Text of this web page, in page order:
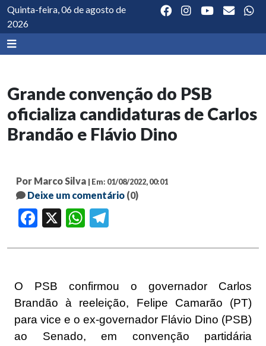
Quinta-feira, 06 de agosto de
2026
Grande convenção do PSB
oficializa candidaturas de Carlos
Brandão e Flávio Dino
Por Marco Silva | Em: 01/08/2022, 00:01
Deixe um comentário (0)
Facebook WhatsApp
O PSB confirmou o governador Carlos
Brandão à reeleição, Felipe Camarão (PT)
para vice e o ex-governador Flávio Dino (PSB)
ao Senado, em convenção partidária